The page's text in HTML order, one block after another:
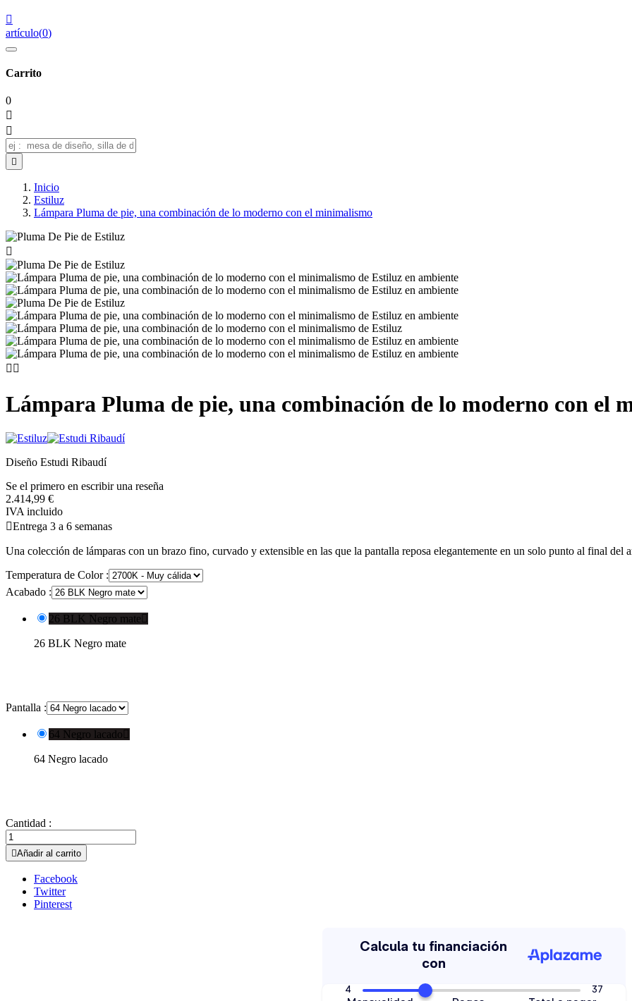

artículo(0)
Carrito
0



Inicio
Estiluz
Lámpara Pluma de pie, una combinación de lo moderno con el minimalismo

 
Lámpara Pluma de pie, una combinación de lo moderno con el
Diseño Estudi Ribaudí
Se el primero en escribir una reseña
2.414,99 €
IVA incluido
Entrega 3 a 6 semanas
Una colección de lámparas con un brazo fino, curvado y extensible en las que la pantalla reposa elegantemente en un solo punto al final del
Temperatura de Color :
Acabado :
26 BLK Negro mate 
26 BLK Negro mate
Pantalla :
64 Negro lacado 
64 Negro lacado
Cantidad :
Añadir al carrito
Facebook
Twitter
Pinterest